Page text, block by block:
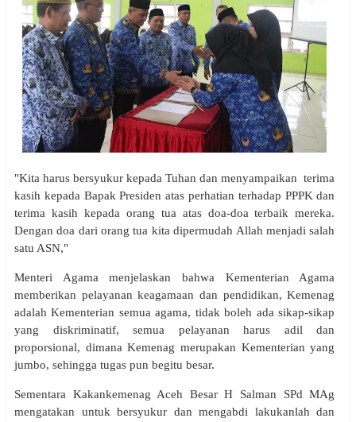
"Kita harus bersyukur kepada Tuhan dan menyampaikan terima
kasih kepada Bapak Presiden atas perhatian terhadap PPPK dan
terima kasih kepada orang tua atas doa-doa terbaik mereka.
Dengan doa dari orang tua kita dipermudah Allah menjadi salah
satu ASN,"
Menteri Agamamenjelaskan bahwa Kementerian Agama
memberikan pelayanan keagamaan dan pendidikan, Kemenag
adalah Kementerian semua agama, tidak boleh ada sikap-sikap
yang diskriminatif, semua pelayanan harus adil dan
proporsional, dimana Kemenag merupakan Kementerian yang
jumbo, sehingga tugas pun begitu besar.
Sementara Kakankemenag Aceh Besar H Salman SPd MAg
mengatakan untuk bersyukur dan mengabdi lakukanlah dan